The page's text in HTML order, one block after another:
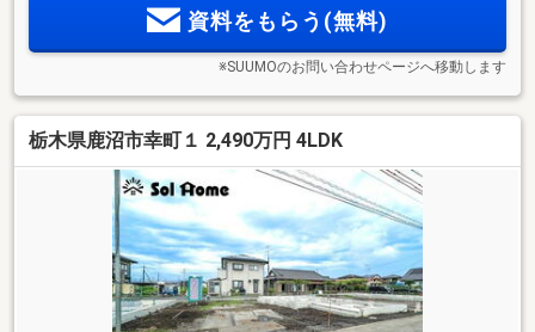
資料をもらう(無料)
※SUUMOのお問い合わせページへ移動します
栃木県鹿沼市幸町１ 2,490万円 4LDK